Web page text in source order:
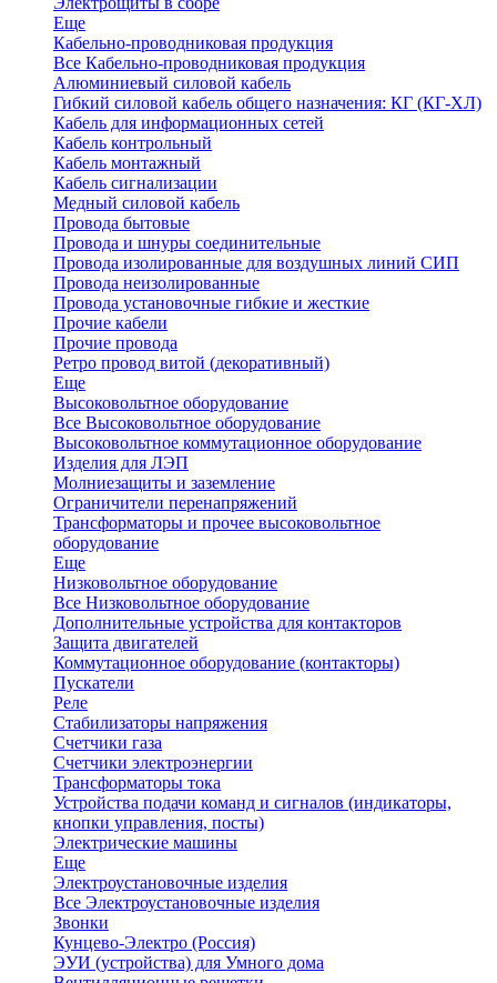
Еще
Кабельно-проводниковая продукция
Все Кабельно-проводниковая продукция
Алюминиевый силовой кабель
Гибкий силовой кабель общего назначения: КГ (КГ-ХЛ)
Кабель для информационных сетей
Кабель контрольный
Кабель монтажный
Кабель сигнализации
Медный силовой кабель
Провода бытовые
Провода и шнуры соединительные
Провода изолированные для воздушных линий СИП
Провода неизолированные
Провода установочные гибкие и жесткие
Прочие кабели
Прочие провода
Ретро провод витой (декоративный)
Еще
Высоковольтное оборудование
Все Высоковольтное оборудование
Высоковольтное коммутационное оборудование
Изделия для ЛЭП
Молниезащиты и заземление
Ограничители перенапряжений
Трансформаторы и прочее высоковольтное
оборудование
Еще
Низковольтное оборудование
Все Низковольтное оборудование
Дополнительные устройства для контакторов
Защита двигателей
Коммутационное оборудование (контакторы)
Пускатели
Реле
Стабилизаторы напряжения
Счетчики газа
Счетчики электроэнергии
Трансформаторы тока
Устройства подачи команд и сигналов (индикаторы,
кнопки управления, посты)
Электрические машины
Еще
Электроустановочные изделия
Все Электроустановочные изделия
Звонки
Кунцево-Электро (Россия)
ЭУИ (устройства) для Умного дома